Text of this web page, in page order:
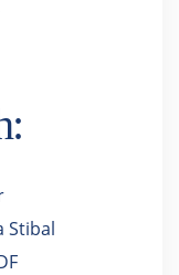
Stibal